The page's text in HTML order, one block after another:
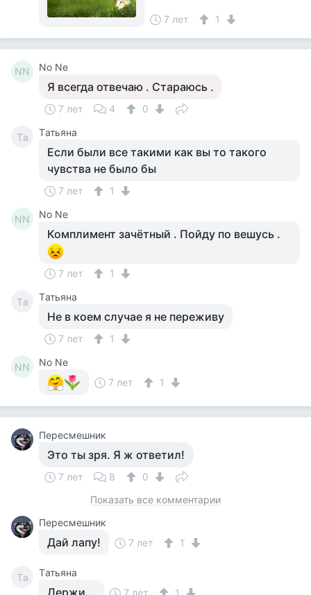
7 лет 1
NN No Ne
Я всегда отвечаю . Стараюсь .
7 лет 4 0
Tа Tатьяна
Если были все такими как вы то такого
чувства не было бы
7 лет 1
NN No Ne
Комплимент зачётный . Пойду по вешусь .
7 лет 1
Tа Tатьяна
Не в коем случае я не переживу
7 лет 1
NN
No Ne
7 лет
1
Пересмешник
Это ты зря. Я ж ответил!
7 лет 8
0
Показать все комментарии
Пересмешник
Дай лапу! 7 лет 1
Tа Tатьяна
Держи... 7 лет 1